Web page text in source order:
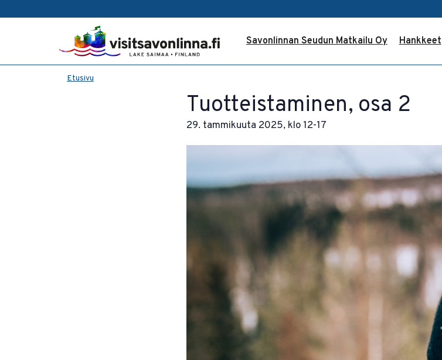
Savonlinnan Seudun Matkailu Oy Hankkeet
Etusivu
Tuotteistaminen, osa 2
29. tammikuuta 2025, klo 12-17